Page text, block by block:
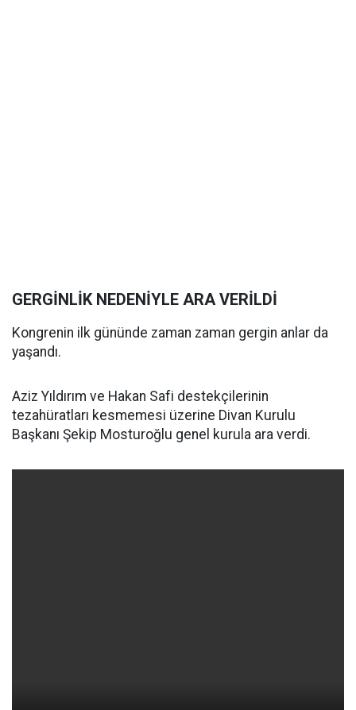
GERGİNLİK NEDENİYLE ARA VERİLDİ
Kongrenin ilk gününde zaman zaman gergin anlar da
yaşandı.
Aziz Yıldırım ve Hakan Safi destekçilerinin
tezahüratları kesmemesi üzerine Divan Kurulu
Başkanı Şekip Mosturoğlu genel kurula ara verdi.